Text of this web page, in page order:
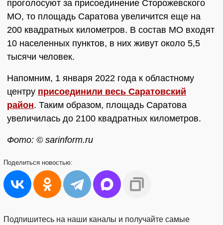
проголосуют за присоединение Сторожевского
МО, то площадь Саратова увеличится еще на
200 квадратных километров. В состав МО входят
10 населенных пунктов, в них живут около 5,5
тысячи человек.
Напомним, 1 января 2022 года к областному
центру присоединили весь Саратовский
район. Таким образом, площадь Саратова
увеличилась до 2100 квадратных километров.
Фото: © sarinform.ru
Поделиться новостью:
Подпишитесь на наши каналы и получайте самые